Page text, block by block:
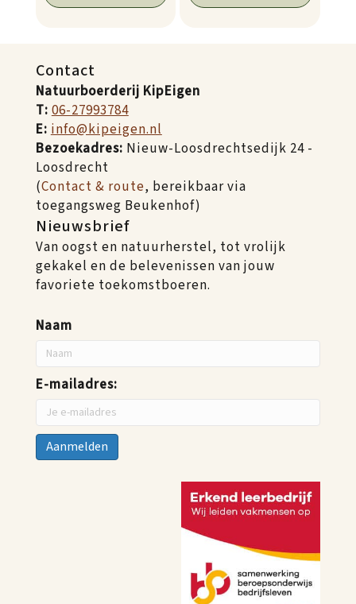
Contact
Natuurboerderij KipEigen
T:06-27993784
E:info@kipeigen.nl
Bezoekadres: Nieuw-Loosdrechtsedijk 24 -
Loosdrecht
(Contact & route, bereikbaar via
toegangsweg Beukenhof)
Nieuwsbrief
Van oogst en natuurherstel, tot vrolijk
gekakel en de belevenissen van jouw
favoriete toekomstboeren.
Naam
E-mailadres: